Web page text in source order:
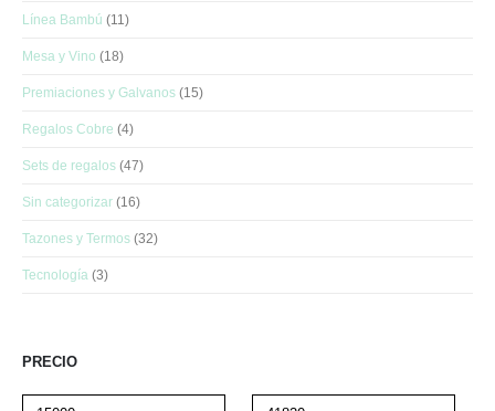
Línea Bambú (11)
Mesa y Vino (18)
Premiaciones y Galvanos (15)
Regalos Cobre (4)
Sets de regalos (47)
Sin categorizar (16)
Tazones y Termos (32)
Tecnología (3)
PRECIO